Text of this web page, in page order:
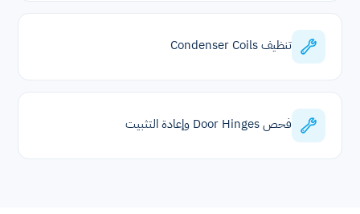
تنظيف Condenser Coils
فحص Door Hinges وإعادة التثبيت